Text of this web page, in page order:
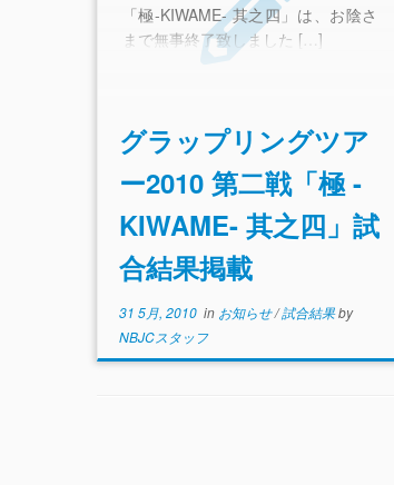
「極-KIWAME- 其之四」は、お陰さ
まで無事終了致しました […]
グラップリングツア
ー2010 第二戦「極 -
KIWAME- 其之四」試
合結果掲載
31 5月, 2010 in お知らせ/試合結果by
NBJCスタッフ